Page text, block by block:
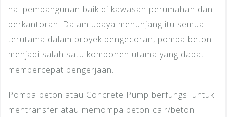
hal pembangunan baik di kawasan perumahan dan
perkantoran. Dalam upaya menunjang itu semua
terutama dalam proyek pengecoran, pompa beton
menjadi salah satu komponen utama yang dapat
mempercepat pengerjaan.
Pompa beton atau Concrete Pump berfungsi untuk
mentransfer atau memompa beton cair/beton